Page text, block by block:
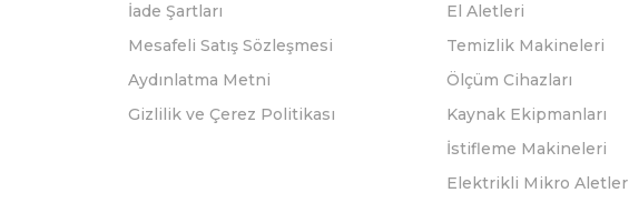
İade Şartları
Mesafeli Satış Sözleşmesi
Aydınlatma Metni
Gizlilik ve Çerez Politikası
El Aletleri
Temizlik Makineleri
Ölçüm Cihazları
Kaynak Ekipmanları
İstifleme Makineleri
Elektrikli Mikro Aletler